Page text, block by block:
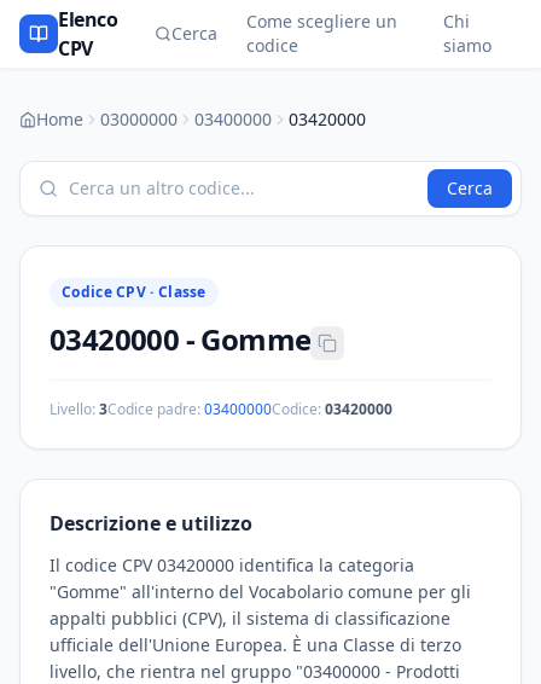
Elenco
CPV
Cerca
Come scegliere un
codice
Chi
siamo
Home 03000000 03400000 03420000
Cerca
Codice CPV · Classe
03420000-Gomme
Livello:3Codice padre:03400000Codice:03420000
Descrizione e utilizzo
Il codice CPV 03420000 identifica la categoria
"Gomme" all'interno del Vocabolario comune per gli
appalti pubblici (CPV), il sistema di classificazione
ufficiale dell'Unione Europea. È una Classe di terzo
livello, che rientra nel gruppo "03400000 - Prodotti